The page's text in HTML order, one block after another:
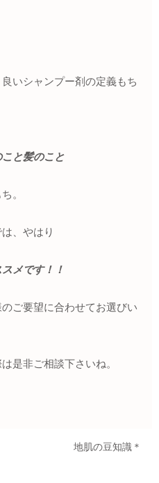
いシャンプー剤の定義もち
こと髪のこと
。
、やはり
メです！！
ご要望に合わせてお選びい
是非ご相談下さいね。
地肌の豆知識＊